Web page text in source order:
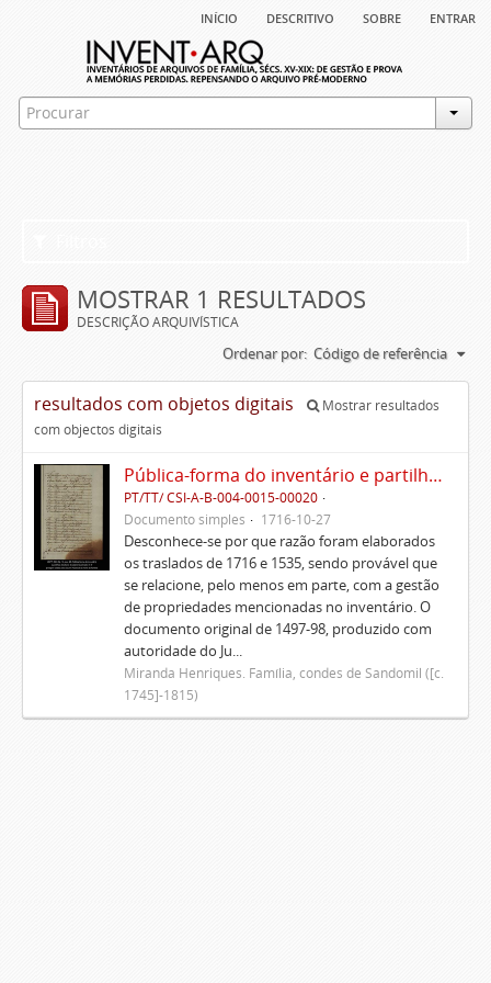
início descritivo sobre entrar
MOSTRAR 1 RESULTADOS
DESCRIÇÃO ARQUIVÍSTICA
Ordenar por: Código de referência
resultados com objetos digitais
Mostrar resultados
com objectos digitais
Pública-forma do inventário e partilhas dos bens de Vasco Queimado
PT/TT/ CSI-A-B-004-0015-00020
Documento simples
1716-10-27
Desconhece-se por que razão foram elaborados
os traslados de 1716 e 1535, sendo provável que
se relacione, pelo menos em parte, com a gestão
de propriedades mencionadas no inventário. O
documento original de 1497-98, produzido com
autoridade do Ju...
Miranda Henriques. Família, condes de Sandomil ([c.
1745]-1815)